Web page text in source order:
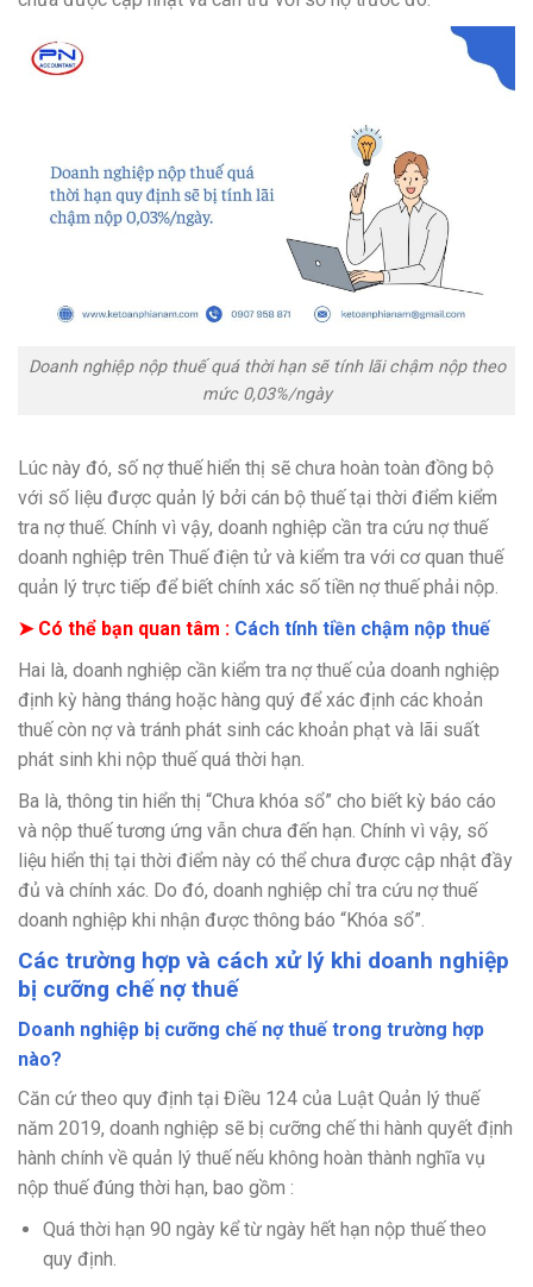
Doanh nghiệp nộp thuế quá thời hạn sẽ tính lãi chậm nộp theo
mức 0,03%/ngày
Lúc này đó, số nợ thuế hiển thị sẽ chưa hoàn toàn đồng bộ
với số liệu được quản lý bởi cán bộ thuế tại thời điểm kiểm
tra nợ thuế. Chính vì vậy, doanh nghiệp cần tra cứu nợ thuế
doanh nghiệp trên Thuế điện tử và kiểm tra với cơ quan thuế
quản lý trực tiếp để biết chính xác số tiền nợ thuế phải nộp.
➤ Có thể bạn quan tâm : Cách tính tiền chậm nộp thuế
Hai là, doanh nghiệp cần kiểm tra nợ thuế của doanh nghiệp
định kỳ hàng tháng hoặc hàng quý để xác định các khoản
thuế còn nợ và tránh phát sinh các khoản phạt và lãi suất
phát sinh khi nộp thuế quá thời hạn.
Ba là, thông tin hiển thị “Chưa khóa sổ” cho biết kỳ báo cáo
và nộp thuế tương ứng vẫn chưa đến hạn. Chính vì vậy, số
liệu hiển thị tại thời điểm này có thể chưa được cập nhật đầy
đủ và chính xác. Do đó, doanh nghiệp chỉ tra cứu nợ thuế
doanh nghiệp khi nhận được thông báo “Khóa sổ”.
Các trường hợp và cách xử lý khi doanh nghiệp
bị cưỡng chế nợ thuế
Doanh nghiệp bị cưỡng chế nợ thuế trong trường hợp
nào?
Căn cứ theo quy định tại Điều 124 của Luật Quản lý thuế
năm 2019, doanh nghiệp sẽ bị cưỡng chế thi hành quyết định
hành chính về quản lý thuế nếu không hoàn thành nghĩa vụ
nộp thuế đúng thời hạn, bao gồm :
Quá thời hạn 90 ngày kể từ ngày hết hạn nộp thuế theo
quy định.